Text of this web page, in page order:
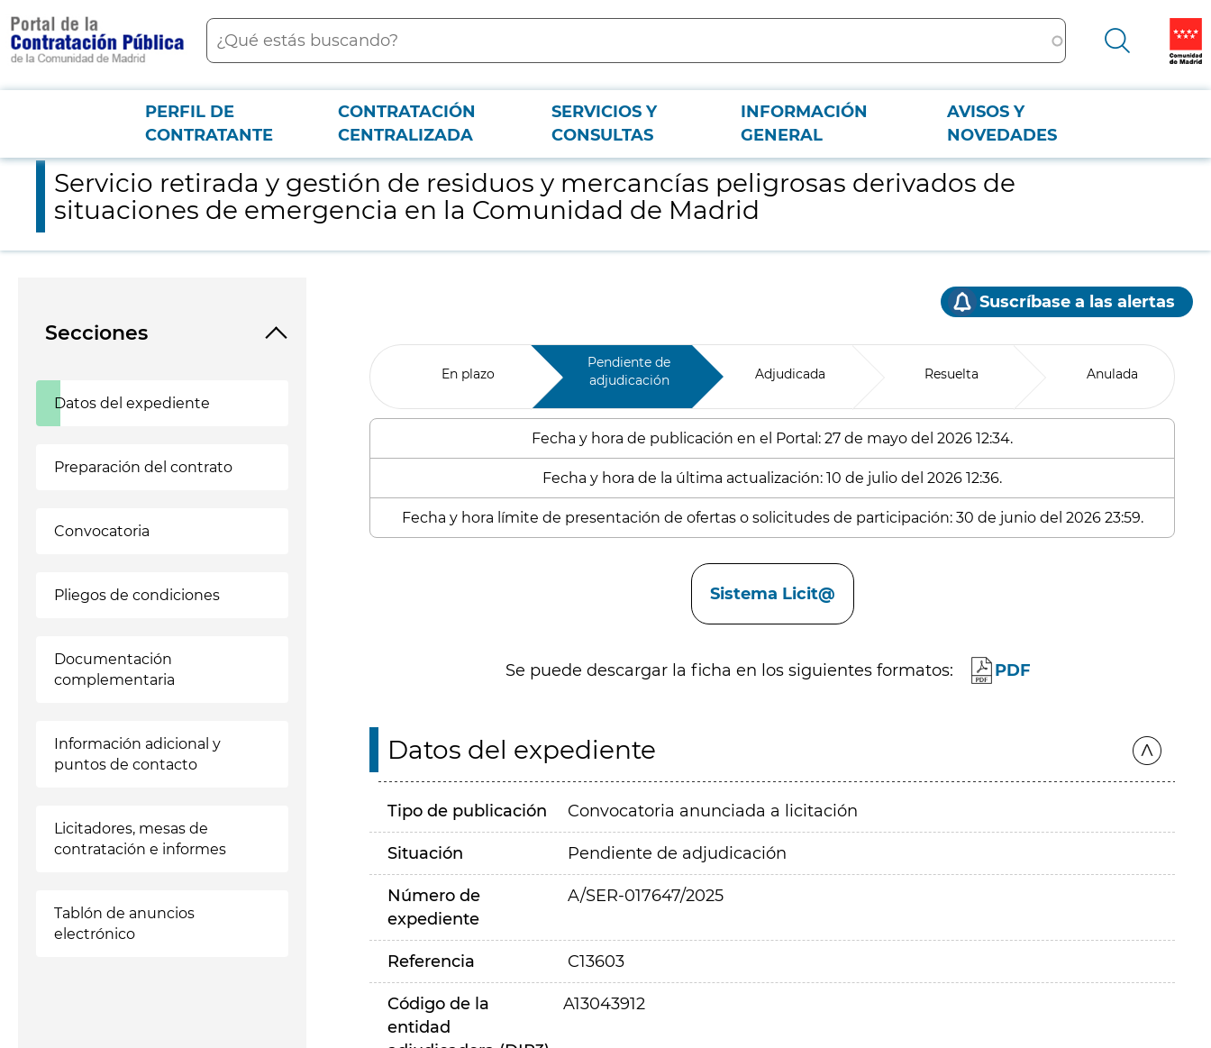
contenido
principal
Buscar
Menú PCON
PERFIL DE
CONTRATANTE
CONTRATACIÓN
CENTRALIZADA
SERVICIOS Y
CONSULTAS
INFORMACIÓN
GENERAL
AVISOS Y
NOVEDADES
Servicio retirada y gestión de residuos y mercancías peligrosas derivados de situaciones de emergencia en la Comunidad de Madrid
Servicio retirada y gestión de residuos y mercancías peligrosas derivados de
situaciones de emergencia en la Comunidad de Madrid
Secciones
Datos del expediente
Preparación del contrato
Convocatoria
Pliegos de condiciones
Documentación
complementaria
Información adicional y
puntos de contacto
Licitadores, mesas de
contratación e informes
Tablón de anuncios
electrónico
Suscríbase a las alertas
En plazo
Pendiente de
adjudicación
Adjudicada Resuelta Anulada
Fecha y hora de publicación en el Portal: 27 de mayo del 2026 12:34.
Fecha y hora de la última actualización: 10 de julio del 2026 12:36.
Fecha y hora límite de presentación de ofertas o solicitudes de participación: 30 de junio del 2026 23:59.
Sistema Licit@
Se puede descargar la ficha en los siguientes formatos: PDF
Datos del expediente
Tipo de publicación Convocatoria anunciada a licitación
Situación Pendiente de adjudicación
Número de
expediente
A/SER-017647/2025
Referencia C13603
Código de la
entidad
A13043912